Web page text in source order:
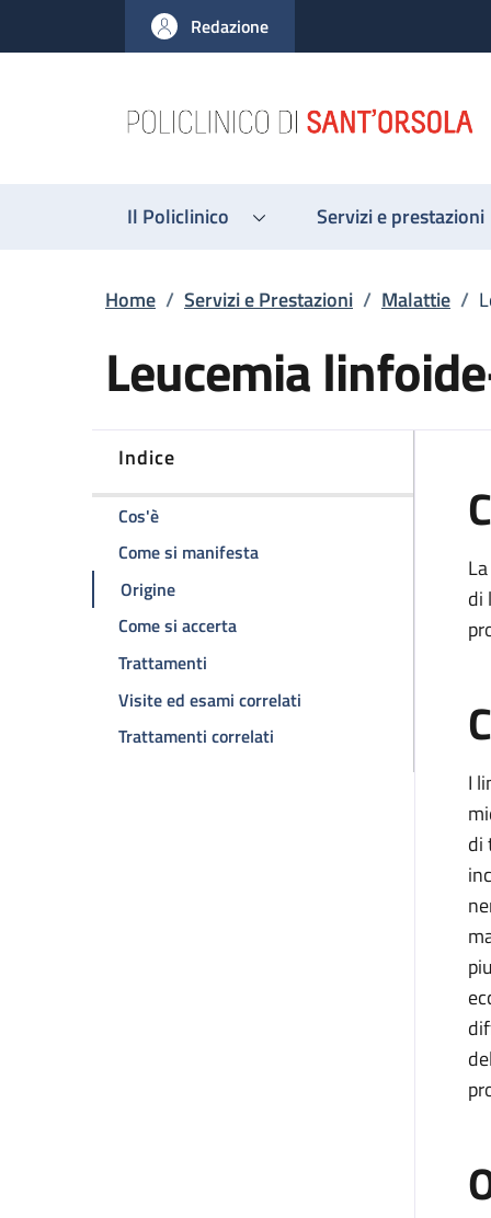
al contenuto principale
to footer content
Redazione
Il Policlinico Servizi e prestazioni
Briciole di pane
Home / Servizi e Prestazioni / Malattie /
Leucemia
Indice
Cos'èdella pagina Leucemia linfoide-T
Come si manifestadella pagina Leucemia linfoide-T
Originedella pagina Leucemia linfoide-T
Come si accertadella pagina Leucemia linfoide-T
Trattamenti
Visite ed esami correlati
Trattamenti correlati della pagina Leucemia
di
I
di